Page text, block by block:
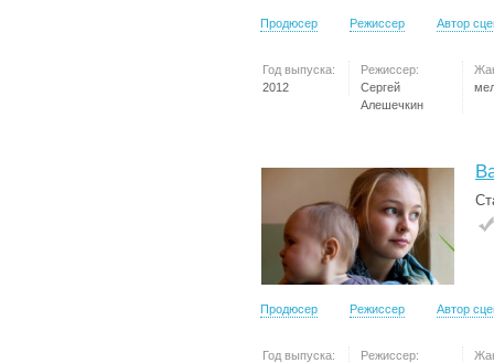
Продюсер Режиссер Автор
Год выпуска:
2012
Режиссер:
Сергей
Алешечкин
Продюсер Режиссер Автор
Год выпуска:
Режиссер: